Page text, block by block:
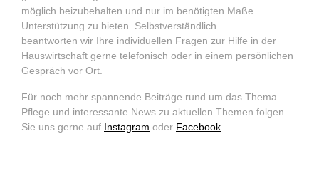
möglich beizubehalten und nur im benötigten Maße
Unterstützung zu bieten. Selbstverständlich
beantworten wir Ihre individuellen Fragen zur Hilfe in der
Hauswirtschaft gerne telefonisch oder in einem persönlichen
Gespräch vor Ort.
Für noch mehr spannende Beiträge rund um das Thema
Pflege und interessante News zu aktuellen Themen folgen
Sie uns gerne auf Instagram oder Facebook.